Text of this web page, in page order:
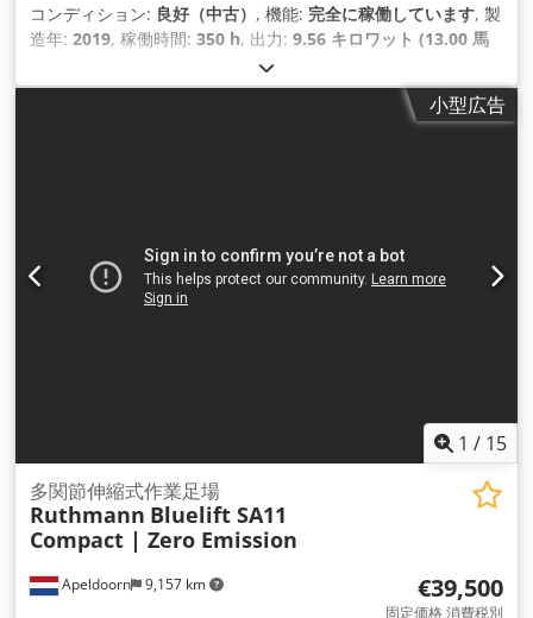
コンディション: 良好（中古） , 機能: 完全に稼働しています, 製
造年: 2019, 稼働時間: 350 h, 出力: 9.56 キロワット (13.00 馬
220 kg（キログラム）
重量:2,600 kg（キログラム）, 次回検査（TÜV）:02/2027, 燃
小型広告
1 / 15
Apeldoorn 9,157 km
多関節伸縮式作業足場
Ruthmann Bluelift SA11
Compact | Zero Emission
€39,500
固定価格 消費税別